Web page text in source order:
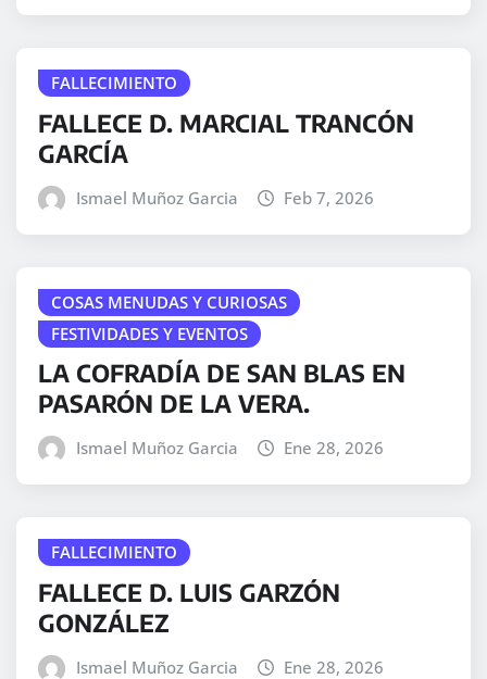
FALLECIMIENTO
FALLECE D. MARCIAL TRANCÓN
GARCÍA
Ismael Muñoz Garcia Feb 7, 2026
COSAS MENUDAS Y CURIOSAS
FESTIVIDADES Y EVENTOS
LA COFRADÍA DE SAN BLAS EN
PASARÓN DE LA VERA.
Ismael Muñoz Garcia Ene 28, 2026
FALLECIMIENTO
FALLECE D. LUIS GARZÓN
GONZÁLEZ
Ismael Muñoz Garcia Ene 28, 2026